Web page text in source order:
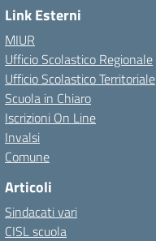
Link Esterni
MIUR
Ufficio Scolastico Regionale
Ufficio Scolastico Territoriale
Scuola in Chiaro
Iscrizioni On Line
Invalsi
Comune
Articoli
Sindacati vari
CISL scuola